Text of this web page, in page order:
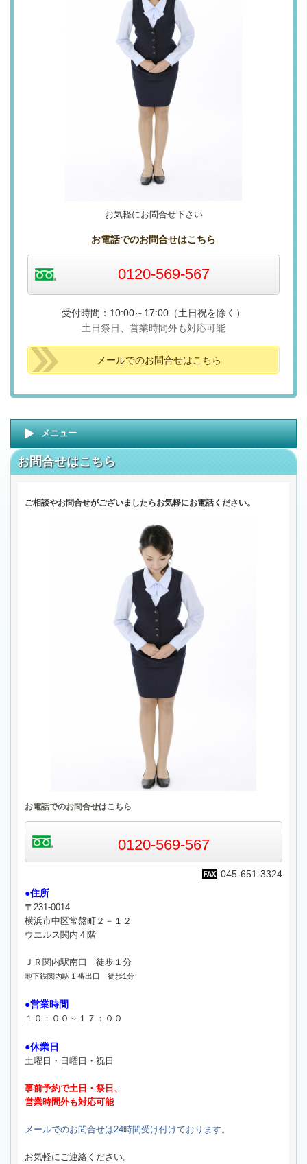
お気軽にお問合せ下さい
お電話でのお問合せはこちら
0120-569-567
受付時間：10:00～17:00（土日祝を除く）
土日祭日、 営業時間外も対応可能
メールでのお問合せはこちら
メニュー
お問合せはこちら
ご相談やお問合せがございましたらお気軽にお電話ください。
お電話でのお問合せはこちら
0120-569-567
045-651-3324
●住所
〒231-0014
横浜市中区常盤町２－１２
ウエルス関内４階
ＪＲ関内駅南口 徒歩１分
地下鉄関内駅１番出口 徒歩1分
●営業時間
１０：００～１７：００
●休業日
土曜日・日曜日・祝日
事前予約で土日・祭日、
営業時間外も対応可能
メールでのお問合せは24時間受け付けております。
お気軽にご連絡ください。